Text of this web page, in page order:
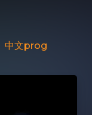
中文prog